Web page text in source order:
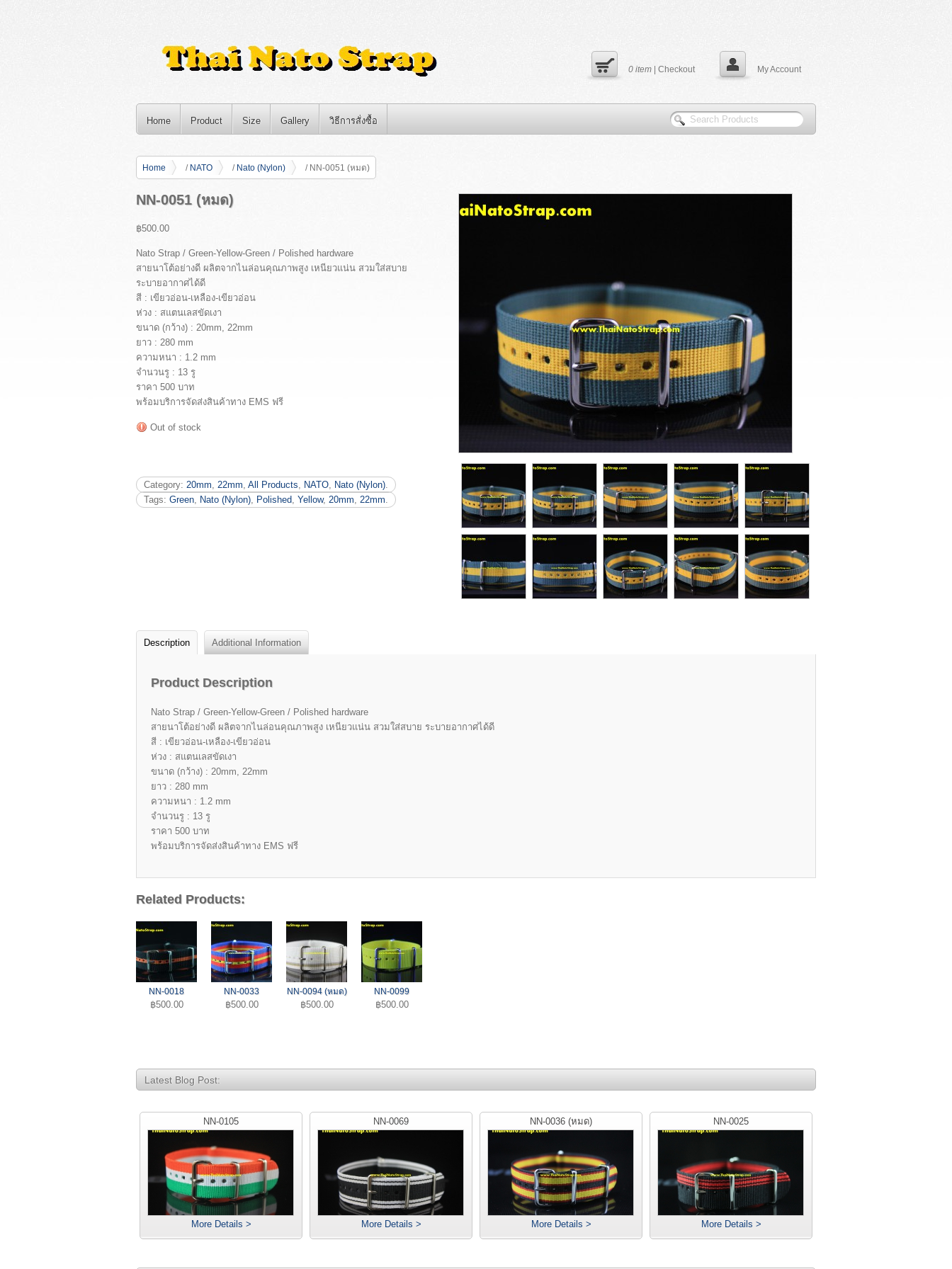
0 item | Checkout My Account
Home Product Size Gallery วิธีการสั่งซื้อ
Home / NATO / Nato (Nylon) / NN-0051 (หมด)
NN-0051 (หมด)
฿500.00
Nato Strap / Green-Yellow-Green / Polished hardware
สายนาโต้อย่างดี ผลิตจากไนล่อนคุณภาพสูง เหนียวแน่น สวมใส่สบาย
ระบายอากาศได้ดี
สี : เขียวอ่อน-เหลือง-เขียวอ่อน
ห่วง : สแตนเลสขัดเงา
ขนาด (กว้าง) : 20mm, 22mm
ยาว : 280 mm
ความหนา : 1.2 mm
จำนวนรู : 13 รู
ราคา 500 บาท
พร้อมบริการจัดส่งสินค้าทาง EMS ฟรี
Out of stock
Category: 20mm 22mm All Products NATO Nato (Nylon)
Tags: Green Nato (Nylon) Polished Yellow, 20mm 22mm
Description Additional Information
Product Description
Nato Strap / Green-Yellow-Green / Polished hardware
สายนาโต้อย่างดี ผลิตจากไนล่อนคุณภาพสูง เหนียวแน่น สวมใส่สบาย ระบายอากาศได้ดี
สี : เขียวอ่อน-เหลือง-เขียวอ่อน
ห่วง : สแตนเลสขัดเงา
ขนาด (กว้าง) : 20mm, 22mm
ยาว : 280 mm
ความหนา : 1.2 mm
จำนวนรู : 13 รู
ราคา 500 บาท
พร้อมบริการจัดส่งสินค้าทาง EMS ฟรี
Related Products:
NN-0018
฿500.00
NN-0033
฿500.00
NN-0094 (หมด)
฿500.00
NN-0099
฿500.00
Latest Blog Post:
NN-0105
More Details >
NN-0069
More Details >
NN-0036 (หมด)
More Details >
NN-0025
More Details >